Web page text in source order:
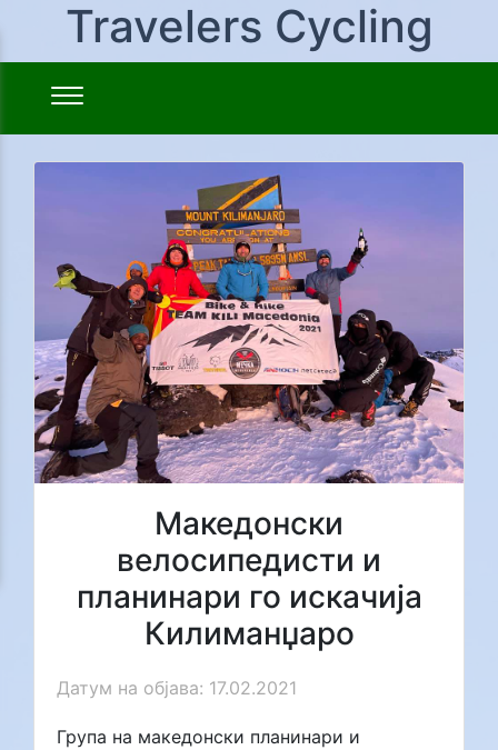
Travelers Cycling
Македонски
велосипедисти и
планинари го искачија
Килиманџаро
Датум на објава: 17.02.2021
Група на македонски планинари и